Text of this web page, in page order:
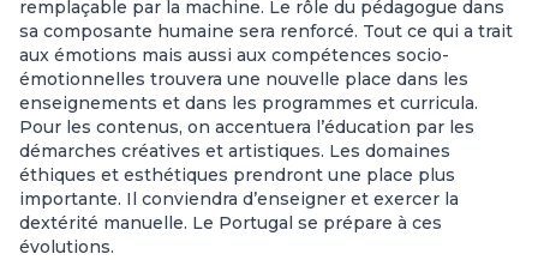
remplaçable par la machine. Le rôle du pédagogue dans
sa composante humaine sera renforcé. Tout ce qui a trait
aux émotions mais aussi aux compétences socio-
émotionnelles trouvera une nouvelle place dans les
enseignements et dans les programmes et curricula.
Pour les contenus, on accentuera l’éducation par les
démarches créatives et artistiques. Les domaines
éthiques et esthétiques prendront une place plus
importante. Il conviendra d’enseigner et exercer la
dextérité manuelle. Le Portugal se prépare à ces
évolutions.